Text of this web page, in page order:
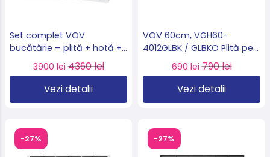
Set complet VOV
bucătărie – plită + hotă +
cuptor + microunde
încorporabile (alb) import
Slovacia 🇸🇰 🔥
3900 lei4360 lei
Vezi detalii
VOV 60cm, VGH60-
4012GLBK / GLBKO Plită pe
gaz incorporabilă – 4
arzătoare, inox import
Slovacia 🇸🇰
690 lei790 lei
Vezi detalii
-27% -27%